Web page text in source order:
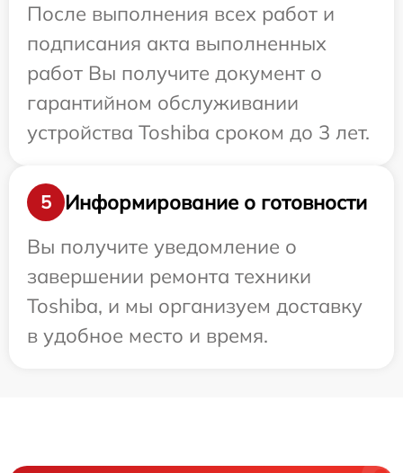
После выполнения всех работ и
подписания акта выполненных
работ Вы получите документ о
гарантийном обслуживании
устройства Toshiba сроком до 3 лет.
5
Информирование о готовности
Вы получите уведомление о
завершении ремонта техники
Toshiba, и мы организуем доставку
в удобное место и время.